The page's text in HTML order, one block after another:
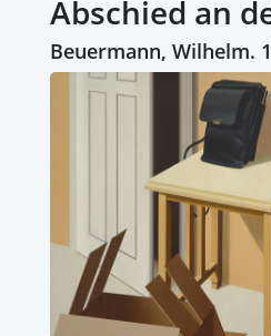
Abschied an
Beuermann, Wilhelm.